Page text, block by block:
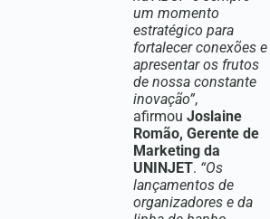
um momento
estratégico para
fortalecer conexões e
apresentar os frutos
de nossa constante
inovação”,
afirmou Joslaine
Romão, Gerente de
Marketing da
UNINJET. “Os
lançamentos de
organizadores e da